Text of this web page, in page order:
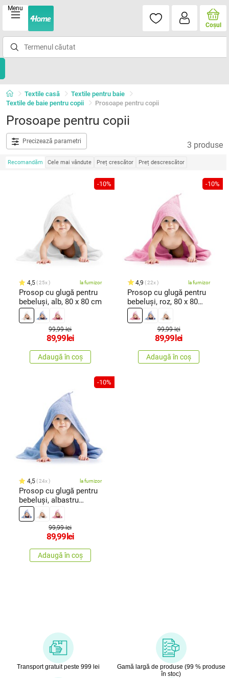
Menu
Coşul
Textile casă
Textile pentru baie
Textile de baie pentru copii
Prosoape pentru copii
Prosoape pentru copii
Precizează parametri 3 produse
Recomandăm Cele mai vândute Preț crescător Preț descrescător
-10%
4,5 25x la furnizor
Prosop cu glugă pentru
bebeluși, alb, 80 x 80 cm
99,99 lei
89,99 lei
Adaugă în coș
-10%
4,9 22x la furnizor
Prosop cu glugă pentru
bebeluși, roz, 80 x 80
cm
99,99 lei
89,99 lei
Adaugă în coș
-10%
4,5 24x la furnizor
Prosop cu glugă pentru
bebeluși, albastru
deschis, 80 x 80 cm
99,99 lei
89,99 lei
Adaugă în coș
Transport gratuit peste 999 lei
Gamă largă de produse (99 % produse
în stoc)